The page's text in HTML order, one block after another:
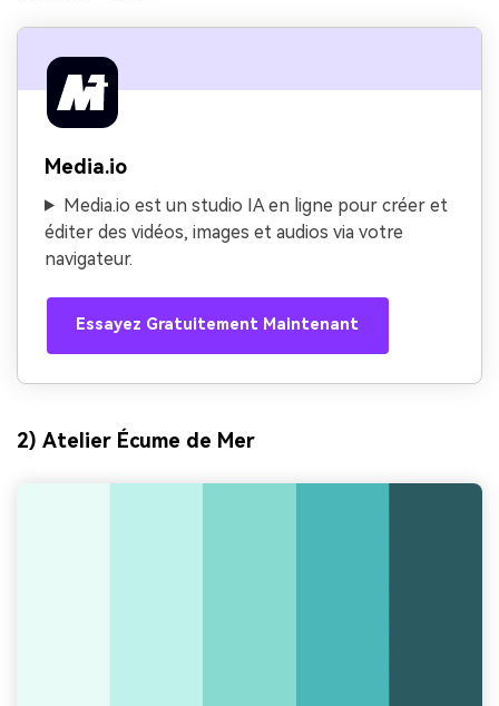
Media.io
Media.io est un studio IA en ligne pour créer et
éditer des vidéos, images et audios via votre
navigateur.
Essayez Gratuitement Maintenant
2) Atelier Écume de Mer